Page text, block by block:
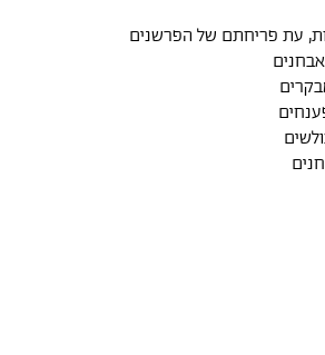
עת פריחתם של הפרשנים